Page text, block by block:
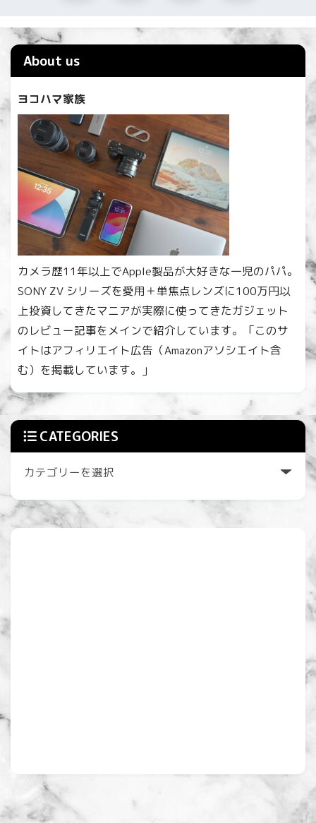
About us
ヨコハマ家族
カメラ歴11年以上でApple製品が大好きな一児のパパ。
SONY ZV シリーズを愛用＋単焦点レンズに100万円以
上投資してきたマニアが実際に使ってきたガジェット
のレビュー記事をメインで紹介しています。「このサ
イトはアフィリエイト広告（Amazonアソシエイト含
む）を掲載しています。」
CATEGORIES